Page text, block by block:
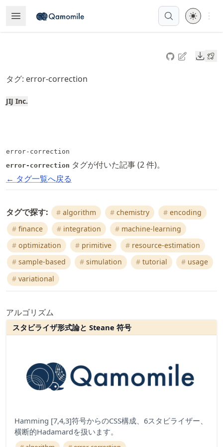
to
article
to
article
content
Open MenuMade with MyST
Open
タグ: error-correction
JIJ Inc.
error-correction
error-correction タグが付いた記事 (2 件)。
← タグ一覧へ戻る
タグで探す: algorithm chemistry
encoding
finance
integration
machine-learning
optimization
primitive
resource-estimation
sample-based
simulation tutorial
usage
variational
アルゴリズム
スタビライザ形式論と Steane 符号
Hamming [7,4,3]符号からのCSS構成、6スタビライザー、
横断的Hadamardを扱います。